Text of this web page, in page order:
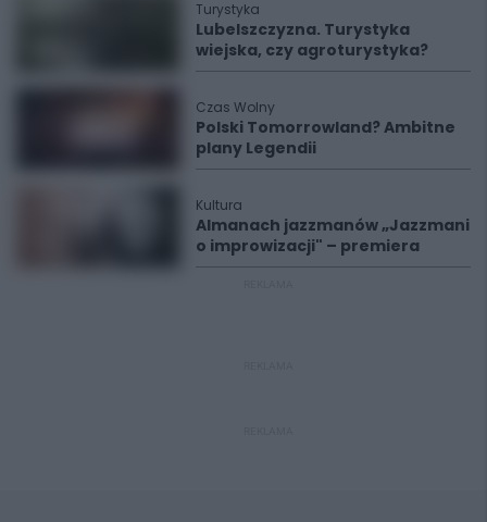
Turystyka
Lubelszczyzna. Turystyka
wiejska, czy agroturystyka?
Czas Wolny
Polski Tomorrowland? Ambitne
plany Legendii
Kultura
Almanach jazzmanów „Jazzmani
o improwizacji" – premiera